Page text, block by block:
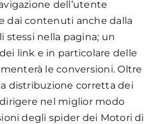
dell’utente
dai contenuti anche dalla
stessi nella pagina; un
link e in particolare delle
le conversioni. Oltre
distribuzione corretta dei
nel miglior modo
degli spider dei Motori di